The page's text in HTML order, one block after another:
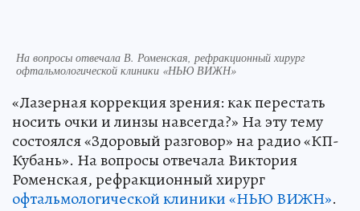
На вопросы отвечала В. Роменская, рефракционный хирург
офтальмологической клиники «НЬЮ ВИЖН»
«Лазерная коррекция зрения: как перестать
носить очки и линзы навсегда?» На эту тему
состоялся «Здоровый разговор» на радио «КП-
Кубань». На вопросы отвечала Виктория
Роменская, рефракционный хирург
офтальмологической клиники «НЬЮ ВИЖН».